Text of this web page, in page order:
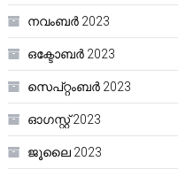
നവംബർ 2023
ഒക്ടോബർ 2023
സെപ്റ്റംബർ 2023
ഓഗസ്റ്റ്‌ 2023
ജൂലൈ 2023